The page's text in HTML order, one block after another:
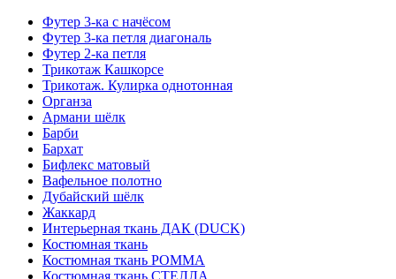
Футер 3-ка с начёсом
Футер 3-ка петля диагональ
Футер 2-ка петля
Трикотаж Кашкорсе
Трикотаж. Кулирка однотонная
Органза
Армани шёлк
Барби
Бархат
Бифлекс матовый
Вафельное полотно
Дубайский шёлк
Жаккард
Интерьерная ткань ДАК (DUCK)
Костюмная ткань
Костюмная ткань РОММА
Костюмная ткань СТЕЛЛА